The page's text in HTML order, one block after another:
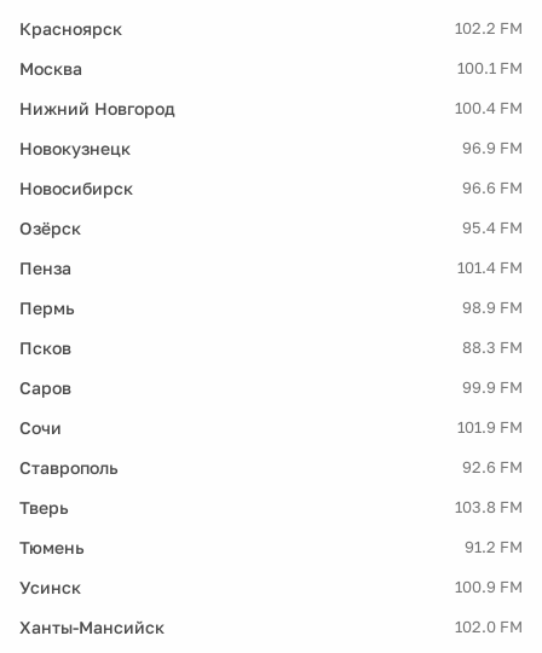
Красноярск 102.2 FM
Москва 100.1 FM
Нижний Новгород 100.4 FM
Новокузнецк 96.9 FM
Новосибирск 96.6 FM
Озёрск 95.4 FM
Пенза 101.4 FM
Пермь 98.9 FM
Псков 88.3 FM
Саров 99.9 FM
Сочи 101.9 FM
Ставрополь 92.6 FM
Тверь 103.8 FM
Тюмень 91.2 FM
Усинск 100.9 FM
Ханты-Мансийск 102.0 FM